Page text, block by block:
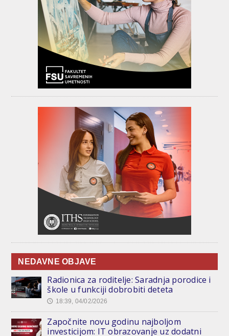
NEDAVNE OBJAVE
Radionica za roditelje: Saradnja porodice i
škole u funkciji dobrobiti deteta
🕔 18:39, 04/02/2026
Započnite novu godinu najboljom
investicijom: IT obrazovanje uz dodatni